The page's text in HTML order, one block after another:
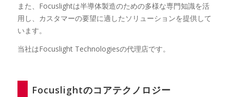
また、Focuslightは半導体製造のための多様な専門知識を活
用し、カスタマーの要望に適したソリューションを提供して
います。
当社はFocuslight Technologiesの代理店です。
Focuslightのコアテクノロジー